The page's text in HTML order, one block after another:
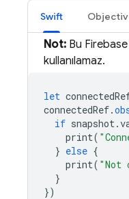
Swift
Not: Bu
kullanılamaz.
let
connectedRef.
if snapshot.
print(
} else {
print( "Not
}
})